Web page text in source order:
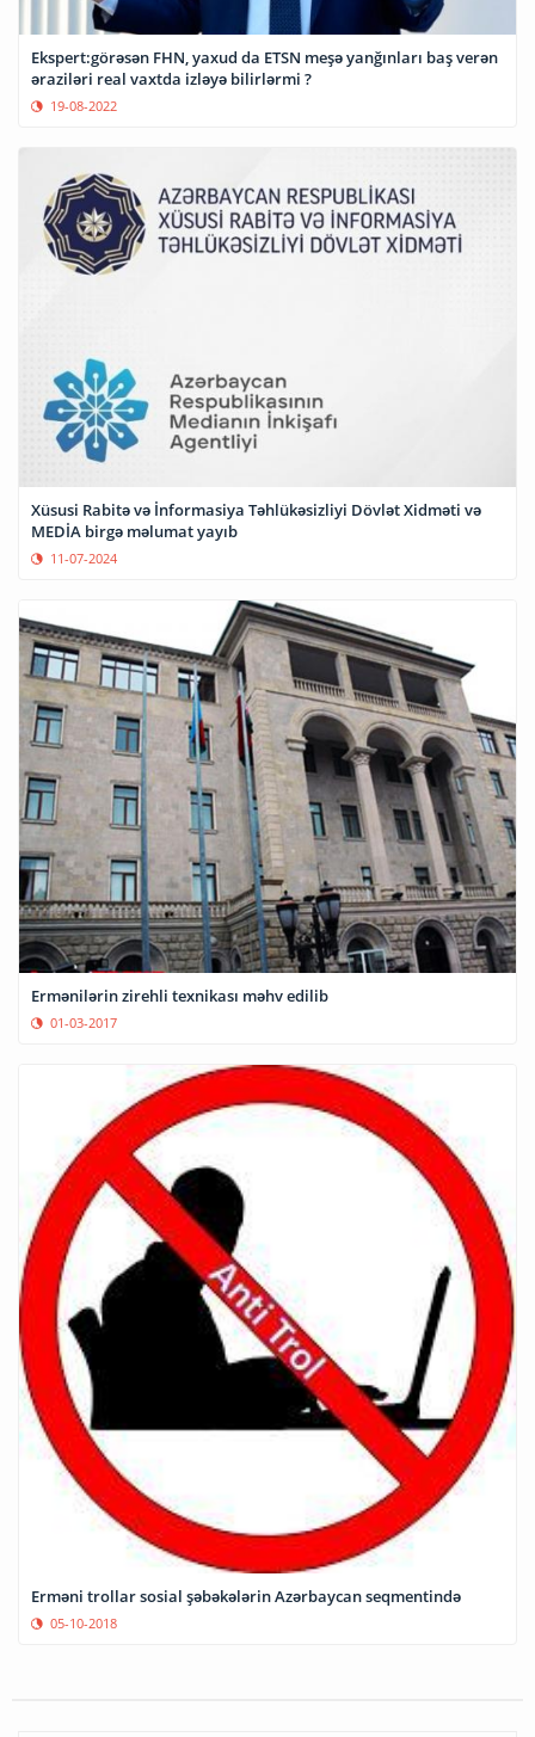
Ekspert:görəsən FHN, yaxud da ETSN meşə yanğınları baş verən
əraziləri real vaxtda izləyə bilirlərmi ?
19-08-2022
Xüsusi Rabitə və İnformasiya Təhlükəsizliyi Dövlət Xidməti və
MEDİA birgə məlumat yayıb
11-07-2024
Ermənilərin zirehli texnikası məhv edilib
01-03-2017
Erməni trollar sosial şəbəkələrin Azərbaycan seqmentində
05-10-2018